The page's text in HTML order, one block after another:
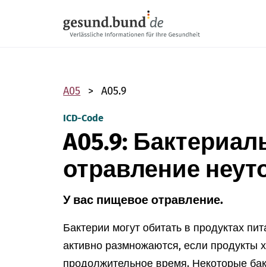
A05 A05.9
ICD-Code
A05.9:
отравление
У вас пищевое отравление.
Бактерии могут обитать в продуктах
активно размножаются, если продукты
продолжительное время. Некоторые